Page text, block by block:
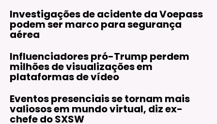
Investigações de acidente da Voepass
podem ser marco para segurança
aérea
Influenciadores pró-Trump perdem
milhões de visualizações em
plataformas de vídeo
Eventos presenciais se tornam mais
valiosos em mundo virtual, diz ex-
chefe do SXSW